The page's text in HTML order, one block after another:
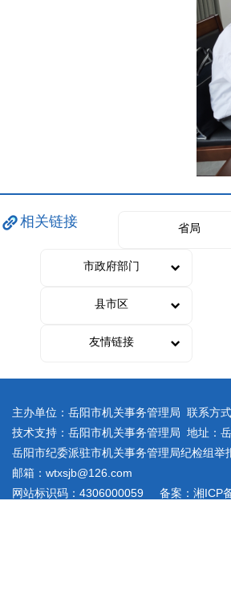
相关链接 省局
市政府部门
县市区
友情链接